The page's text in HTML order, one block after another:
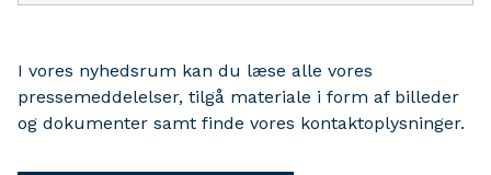
udvikles til en landsdækkende
lavprissupermarkedskæde.
I vores nyhedsrum kan du læse alle vores
pressemeddelelser, tilgå materiale i form af billeder
og dokumenter samt finde vores kontaktoplysninger.